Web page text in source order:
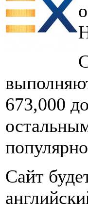
673,000
Сайт